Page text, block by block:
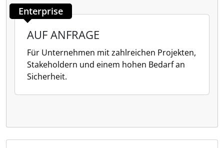
Enterprise
AUF ANFRAGE
Für Unternehmen mit zahlreichen Projekten,
Stakeholdern und einem hohen Bedarf an
Sicherheit.